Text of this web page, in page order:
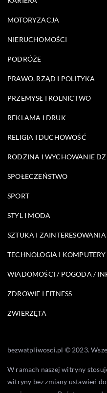
MOTORYZACJA
NIERUCHOMOŚCI
PODRÓŻE
PRAWO, RZĄD I POLITYKA
PRZEMYSŁ I ROLNICTWO
REKLAMA I DRUK
RELIGIA I DUCHOWOŚĆ
RODZINA I WYCHOWANIE
SPOŁECZEŃSTWO
SPORT
STYL I MODA
SZTUKA I ZAINTERESOWANIA
TECHNOLOGIA I KOMPUTERY
WIADOMOŚCI / POGODA /
ZDROWIE I FITNESS
ZWIERZĘTA
bezwatpliwosci.pl © 2023.
W ramach naszej witryny
witryny bez zmiany ustawień